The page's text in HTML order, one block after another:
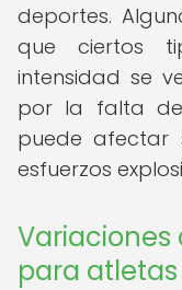
deportes.
que ciertos
intensidad se
por la falta de
puede afectar
esfuerzos
para atletas